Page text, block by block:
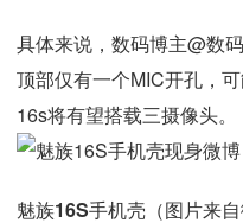
具体来说，数码博主@数
顶部仅有一个MIC开孔，
16s将有望搭载三摄像头。
魅族16S手机壳（图片来自